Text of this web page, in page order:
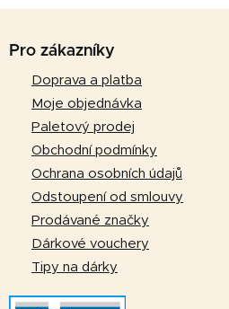
Pro zákazníky
Doprava a platba
Moje objednávka
Paletový prodej
Obchodní podmínky
Ochrana osobních údajů
Odstoupení od smlouvy
Prodávané značky
Dárkové vouchery
Tipy na dárky